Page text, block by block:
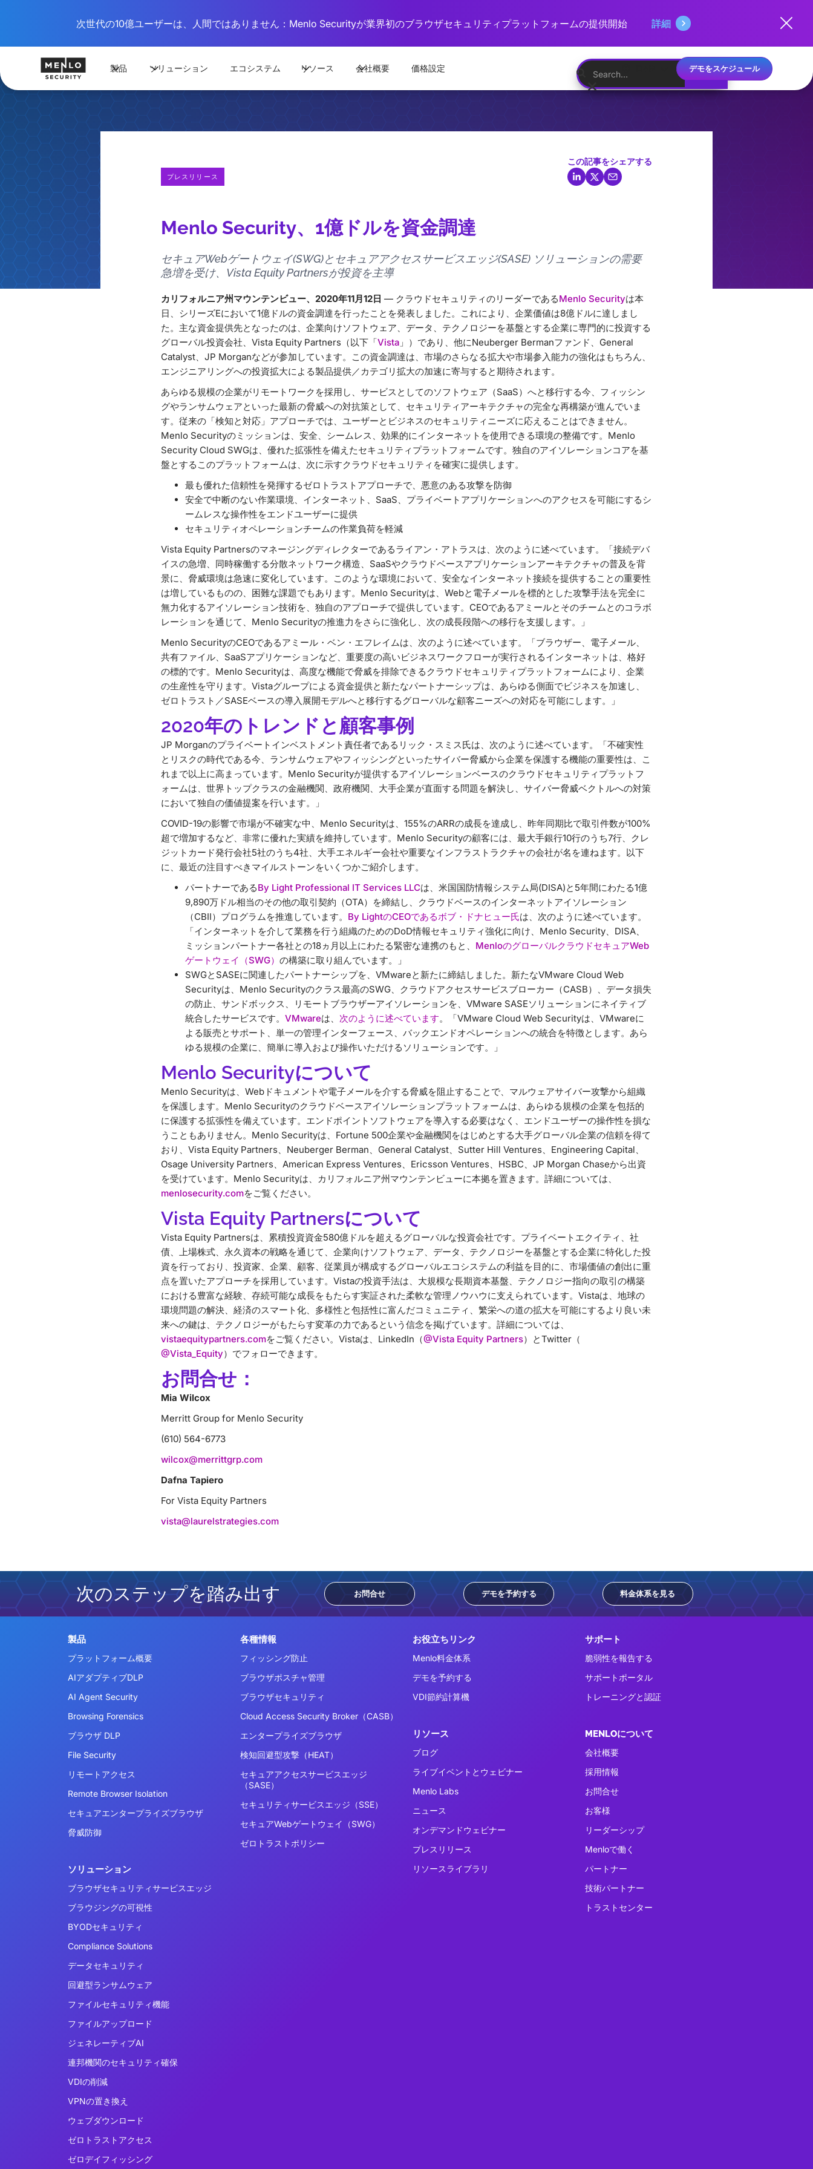
次世代の10億ユーザーは、人間ではありません：Menlo Securityが業界初のブラウザセキュリティプラットフォームの提供開始 詳細
製品 ソリューション エコシステム リソース 会社概要 価格設定 デモをスケジュール
この記事をシェアする
プレスリリース
Menlo Security、1億ドルを資金調達
セキュアWebゲートウェイ(SWG)とセキュアアクセスサービスエッジ(SASE) ソリューションの需要
急増を受け、Vista Equity Partnersが投資を主導
カリフォルニア州マウンテンビュー、2020年11月12日 — クラウドセキュリティのリーダーであるMenlo Securityは本
日、シリーズEにおいて1億ドルの資金調達を行ったことを発表しました。これにより、企業価値は8億ドルに達しまし
た。主な資金提供先となったのは、企業向けソフトウェア、データ、テクノロジーを基盤とする企業に専門的に投資する
グローバル投資会社、Vista Equity Partners（以下「Vista 」）であり、他にNeuberger Bermanファンド、General
Catalyst、JP Morganなどが参加しています。この資金調達は、市場のさらなる拡大や市場参入能力の強化はもちろん、
エンジニアリングへの投資拡大による製品提供／カテゴリ拡大の加速に寄与すると期待されます。
あらゆる規模の企業がリモートワークを採用し、サービスとしてのソフトウェア（SaaS）へと移行する今、フィッシン
グやランサムウェアといった最新の脅威への対抗策として、セキュリティアーキテクチャの完全な再構築が進んでいま
す。従来の「検知と対応」アプローチでは、ユーザーとビジネスのセキュリティニーズに応えることはできません。
Menlo Securityのミッションは、安全、シームレス、効果的にインターネットを使用できる環境の整備です。Menlo
Security Cloud SWGは、優れた拡張性を備えたセキュリティプラットフォームです。独自のアイソレーションコアを基
盤とするこのプラットフォームは、次に示すクラウドセキュリティを確実に提供します。
最も優れた信頼性を発揮するゼロトラストアプローチで、悪意のある攻撃を防御
安全で中断のない作業環境、インターネット、SaaS、プライベートアプリケーションへのアクセスを可能にするシ
ームレスな操作性をエンドユーザーに提供
セキュリティオペレーションチームの作業負荷を軽減
Vista Equity Partnersのマネージングディレクターであるライアン・アトラスは、次のように述べています。「接続デバ
イスの急増、同時稼働する分散ネットワーク構造、SaaSやクラウドベースアプリケーションアーキテクチャの普及を背
景に、脅威環境は急速に変化しています。このような環境において、安全なインターネット接続を提供することの重要性
は増しているものの、困難な課題でもあります。Menlo Securityは、Webと電子メールを標的とした攻撃手法を完全に
無力化するアイソレーション技術を、独自のアプローチで提供しています。CEOであるアミールとそのチームとのコラボ
レーションを通じて、Menlo Securityの推進力をさらに強化し、次の成長段階への移行を支援します。」
Menlo SecurityのCEOであるアミール・ベン・エフレイムは、次のように述べています。「ブラウザー、電子メール、
共有ファイル、SaaSアプリケーションなど、重要度の高いビジネスワークフローが実行されるインターネットは、格好
の標的です。Menlo Securityは、高度な機能で脅威を排除できるクラウドセキュリティプラットフォームにより、企業
の生産性を守ります。Vistaグループによる資金提供と新たなパートナーシップは、あらゆる側面でビジネスを加速し、
ゼロトラスト／SASEベースの導入展開モデルへと移行するグローバルな顧客ニーズへの対応を可能にします。」
2020年のトレンドと顧客事例
JP Morganのプライベートインベストメント責任者であるリック・スミス氏は、次のように述べています。「不確実性
とリスクの時代である今、ランサムウェアやフィッシングといったサイバー脅威から企業を保護する機能の重要性は、こ
れまで以上に高まっています。Menlo Securityが提供するアイソレーションベースのクラウドセキュリティプラットフ
ォームは、世界トップクラスの金融機関、政府機関、大手企業が直面する問題を解決し、サイバー脅威ベクトルへの対策
において独自の価値提案を行います。」
COVID-19の影響で市場が不確実な中、Menlo Securityは、155%のARRの成長を達成し、昨年同期比で取引件数が100%
超で増加するなど、非常に優れた実績を維持しています。Menlo Securityの顧客には、最大手銀行10行のうち7行、クレ
ジットカード発行会社5社のうち4社、大手エネルギー会社や重要なインフラストラクチャの会社が名を連ねます。以下
に、最近の注目すべきマイルストーンをいくつかご紹介します。
パートナーであるBy Light Professional IT Services LLCは、米国国防情報システム局(DISA)と5年間にわたる1億
9,890万ドル相当のその他の取引契約（OTA）を締結し、クラウドベースのインターネットアイソレーション
（CBII）プログラムを推進しています。 By LightのCEOであるボブ・ドナヒュー氏は、次のように述べています。
「インターネットを介して業務を行う組織のためのDoD情報セキュリティ強化に向け、Menlo Security、DISA、
ミッションパートナー各社との18ヵ月以上にわたる緊密な連携のもと、 MenloのグローバルクラウドセキュアWeb
ゲートウェイ（SWG） の構築に取り組んでいます。」
SWGとSASEに関連したパートナーシップを、VMwareと新たに締結しました。新たなVMware Cloud Web
Securityは、Menlo Securityのクラス最高のSWG、クラウドアクセスサービスブローカー（CASB）、データ損失
の防止、サンドボックス、リモートブラウザーアイソレーションを、VMware SASEソリューションにネイティブ
統合したサービスです。 VMwareは、 次のように述べています。「VMware Cloud Web Securityは、VMwareに
よる販売とサポート、単一の管理インターフェース、バックエンドオペレーションへの統合を特徴とします。あら
ゆる規模の企業に、簡単に導入および操作いただけるソリューションです。」
Menlo Securityについて
Menlo Securityは、Webドキュメントや電子メールを介する脅威を阻止することで、マルウェアサイバー攻撃から組織
を保護します。Menlo Securityのクラウドベースアイソレーションプラットフォームは、あらゆる規模の企業を包括的
に保護する拡張性を備えています。エンドポイントソフトウェアを導入する必要はなく、エンドユーザーの操作性を損な
うこともありません。Menlo Securityは、Fortune 500企業や金融機関をはじめとする大手グローバル企業の信頼を得て
おり、Vista Equity Partners、Neuberger Berman、General Catalyst、Sutter Hill Ventures、Engineering Capital、
Osage University Partners、American Express Ventures、Ericsson Ventures、HSBC、JP Morgan Chaseから出資
を受けています。Menlo Securityは、カリフォルニア州マウンテンビューに本拠を置きます。詳細については、
menlosecurity.comをご覧ください。
Vista Equity Partnersについて
Vista Equity Partnersは、累積投資資金580億ドルを超えるグローバルな投資会社です。プライベートエクイティ、社
債、上場株式、永久資本の戦略を通じて、企業向けソフトウェア、データ、テクノロジーを基盤とする企業に特化した投
資を行っており、投資家、企業、顧客、従業員が構成するグローバルエコシステムの利益を目的に、市場価値の創出に重
点を置いたアプローチを採用しています。Vistaの投資手法は、大規模な長期資本基盤、テクノロジー指向の取引の構築
における豊富な経験、存続可能な成長をもたらす実証された柔軟な管理ノウハウに支えられています。Vistaは、地球の
環境問題の解決、経済のスマート化、多様性と包括性に富んだコミュニティ、繁栄への道の拡大を可能にするより良い未
来への鍵は、テクノロジーがもたらす変革の力であるという信念を掲げています。詳細については、
vistaequitypartners.comをご覧ください。Vistaは、LinkedIn（@Vista Equity Partners）とTwitter（
@Vista_Equity）でフォローできます。
お問合せ：
Mia Wilcox
Merritt Group for Menlo Security
(610) 564-6773
wilcox@merrittgrp.com
Dafna Tapiero
For Vista Equity Partners
vista@laurelstrategies.com
次のステップを踏み出す お問合せ デモを予約する 料金体系を見る
製品
プラットフォーム概要
AIアダプティブDLP
AI Agent Security
Browsing Forensics
ブラウザ DLP
File Security
リモートアクセス
Remote Browser Isolation
セキュアエンタープライズブラウザ
脅威防御
ソリューション
ブラウザセキュリティサービスエッジ
ブラウジングの可視性
BYODセキュリティ
Compliance Solutions
データセキュリティ
回避型ランサムウェア
ファイルセキュリティ機能
ファイルアップロード
ジェネレーティブAI
連邦機関のセキュリティ確保
VDIの削減
VPNの置き換え
ウェブダウンロード
ゼロトラストアクセス
ゼロデイフィッシング
各種情報
フィッシング防止
ブラウザポスチャ管理
ブラウザセキュリティ
Cloud Access Security Broker（CASB）
エンタープライズブラウザ
検知回避型攻撃（HEAT）
セキュアアクセスサービスエッジ
（SASE）
セキュリティサービスエッジ（SSE）
セキュアWebゲートウェイ（SWG）
ゼロトラストポリシー
お役立ちリンク
Menlo料金体系
デモを予約する
VDI節約計算機
リソース
ブログ
ライブイベントとウェビナー
Menlo Labs
ニュース
オンデマンドウェビナー
プレスリリース
リソースライブラリ
サポート
脆弱性を報告する
サポートポータル
トレーニングと認証
MENLOについて
会社概要
採用情報
お問合せ
お客様
リーダーシップ
Menloで働く
パートナー
技術パートナー
トラストセンター